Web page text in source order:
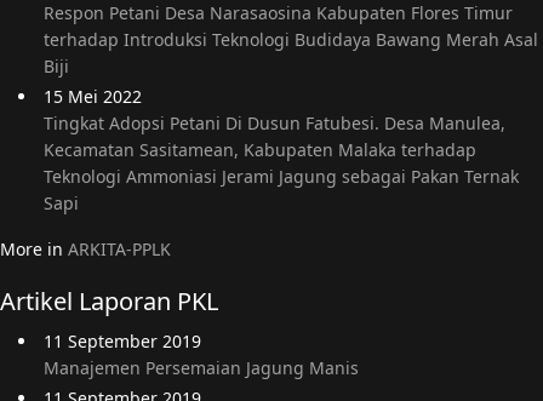
Respon Petani Desa Narasaosina Kabupaten Flores Timur
terhadap Introduksi Teknologi Budidaya Bawang Merah Asal
Biji
15 Mei 2022
Tingkat Adopsi Petani Di Dusun Fatubesi. Desa Manulea,
Kecamatan Sasitamean, Kabupaten Malaka terhadap
Teknologi Ammoniasi Jerami Jagung sebagai Pakan Ternak
Sapi
More in ARKITA-PPLK
Artikel Laporan PKL
11 September 2019
Manajemen Persemaian Jagung Manis